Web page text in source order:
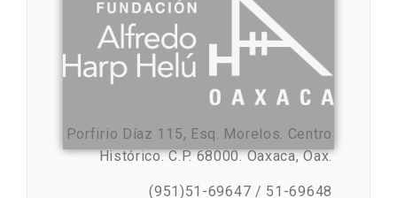
Porfirio Díaz 115, Esq. Morelos. Centro
Histórico. C.P. 68000. Oaxaca, Oax.
(951)51-69647 / 51-69648